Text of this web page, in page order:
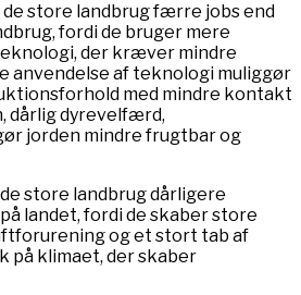
store landbrug færre jobs end
fordi de bruger mere
der kræver mindre
anvendelse af teknologi muliggør
med mindre kontakt
dårlig dyrevelfærd,
jorden mindre frugtbar og
store landbrug dårligere
landet, fordi de skaber store
og et stort tab af
på klimaet, der skaber